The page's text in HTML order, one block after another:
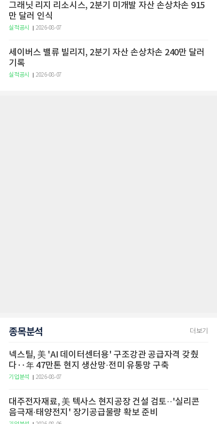
그래닛 리지 리소시스, 2분기 미개발 자산 손상차손 915
만 달러 인식
실적공시 2026-08-07
세이버스 밸류 빌리지, 2분기 자산 손상차손 240만 달러
기록
실적공시 2026-08-07
종목분석 더보기
넥스틸, 美 'AI 데이터센터용' 구조강관 공급자격 갖췄
다‥年 47만톤 현지 생산망·전미 유통망 구축
기업분석 2026-08-07
대주전자재료, 美 텍사스 현지공장 건설 검토··'실리콘
음극재·태양전지' 장기공급물량 확보 준비